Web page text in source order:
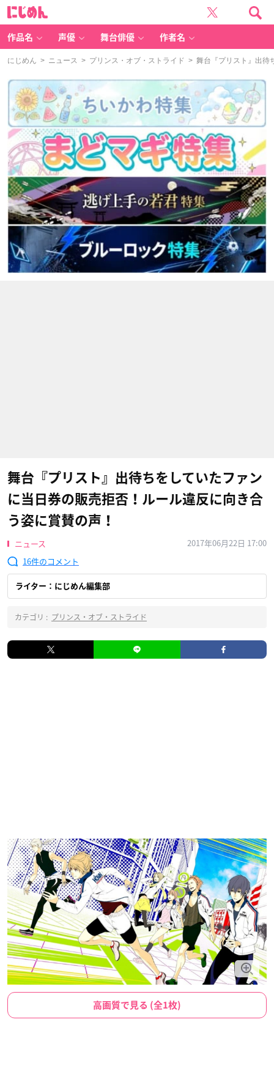
作品名 声優 舞台俳優 作者名
にじめん > ニュース > プリンス・オブ・ストライド > 舞台『プリスト』出待
舞台『プリスト』出待ちをしていたファン
に当日券の販売拒否！ルール違反に向き合
う姿に賞賛の声！
ニュース
2017年06月22日 17:00
16
ライター：にじめん編集部
カテゴリ : プリンス・オブ・ストライド
高画質で見る (全1枚)